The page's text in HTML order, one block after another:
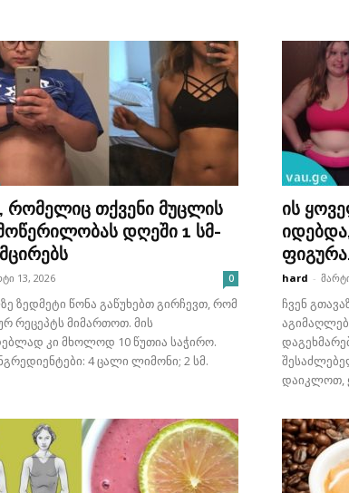
რომელიც თქვენი მუცლის
დღეში 1 სმ-
13, 2026 0
ზედმეტი წონა გაწუხებთ გირჩევთ, რომ
რეცეპტს მიმართოთ. მის
კი მხოლოდ 10 წუთია საჭირო.
4 ცალი ლიმონი; 2 სმ.
ის
hard -
ჩვენ
დაიკლოთ,